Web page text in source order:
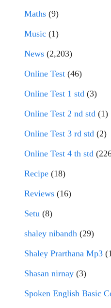
Maths (9)
Music (1)
News (2,203)
Online Test (46)
Online Test 1 std (3)
Online Test 2 nd std (1)
Online Test 3 rd std (2)
Online Test 4 th std
Recipe (18)
Reviews (16)
Setu (8)
shaley nibandh (29)
Shaley Prarthana Mp3
Shasan nirnay (3)
Spoken English Basic